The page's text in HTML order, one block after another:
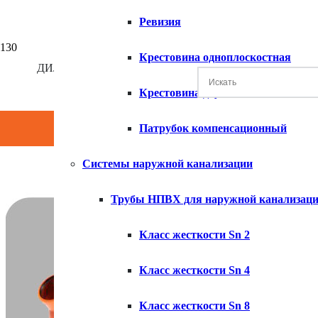
ДИЛЕР КОМПАНИИ ХЕМКОР
Ревизия
Крестовина одноплоскостная
Крестовина двухплоскостная
Патрубок компенсационный
Системы наружной канализации
Трубы НПВХ для наружной
Класс жесткости Sn 2
Класс жесткости Sn 4
Класс жесткости Sn 8
ТРУБНАЯ